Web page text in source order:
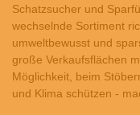
Schatzsucher und
wechselnde Sortiment
umweltbewusst und
große Verkaufsflächen
Möglichkeit, beim
und Klima schützen -